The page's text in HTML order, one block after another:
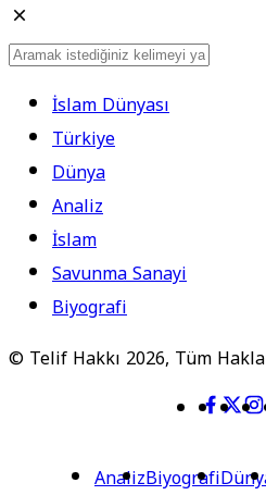
İslam Dünyası
Türkiye
Dünya
Analiz
İslam
Savunma Sanayi
Biyografi
© Telif Hakkı 2026, Tüm
AnalizBiyografi